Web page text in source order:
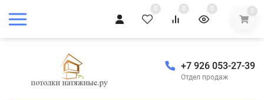
0 0 0 0
+7 926 053-27-39
Отдел продаж